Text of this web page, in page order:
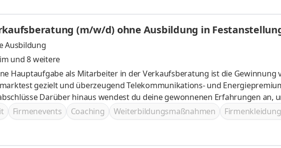
(m/w/d) ohne Ausbildung in
Ausbildung
und 8 weitere
Hauptaufgabe als Mitarbeiter in der Verkaufsberatung ist die Gewinnung
Erfahrungen an, um die
Team immer weiterzuentwickeln
Firmenevents Coaching Weiterbildungsmaßnahmen